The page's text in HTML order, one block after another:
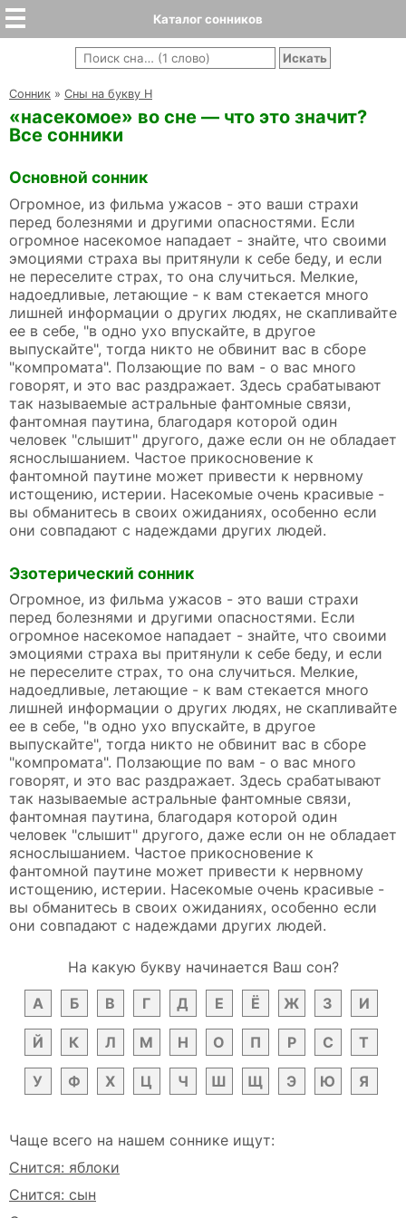
Каталог сонников
Cонник » Сны на букву Н
«насекомое» во сне — что это значит?
Все сонники
Основной сонник
Огромное, из фильма ужасов - это ваши страхи
перед болезнями и другими опасностями. Если
огромное насекомое нападает - знайте, что своими
эмоциями страха вы притянули к себе беду, и если
не переселите страх, то она случиться. Мелкие,
надоедливые, летающие - к вам стекается много
лишней информации о других людях, не скапливайте
ее в себе, "в одно ухо впускайте, в другое
выпускайте", тогда никто не обвинит вас в сборе
"компромата". Ползающие по вам - о вас много
говорят, и это вас раздражает. Здесь срабатывают
так называемые астральные фантомные связи,
фантомная паутина, благодаря которой один
человек "слышит" другого, даже если он не обладает
яснослышанием. Частое прикосновение к
фантомной паутине может привести к нервному
истощению, истерии. Насекомые очень красивые -
вы обманитесь в своих ожиданиях, особенно если
они совпадают с надеждами других людей.
Эзотерический сонник
Огромное, из фильма ужасов - это ваши страхи
перед болезнями и другими опасностями. Если
огромное насекомое нападает - знайте, что своими
эмоциями страха вы притянули к себе беду, и если
не переселите страх, то она случиться. Мелкие,
надоедливые, летающие - к вам стекается много
лишней информации о других людях, не скапливайте
ее в себе, "в одно ухо впускайте, в другое
выпускайте", тогда никто не обвинит вас в сборе
"компромата". Ползающие по вам - о вас много
говорят, и это вас раздражает. Здесь срабатывают
так называемые астральные фантомные связи,
фантомная паутина, благодаря которой один
человек "слышит" другого, даже если он не обладает
яснослышанием. Частое прикосновение к
фантомной паутине может привести к нервному
истощению, истерии. Насекомые очень красивые -
вы обманитесь в своих ожиданиях, особенно если
они совпадают с надеждами других людей.
На какую букву начинается Ваш сон?
А
Б В Г Д Е Ё Ж З И
Й К Л М Н О П Р С Т
У Ф Х Ц Ч Ш Щ Э Ю Я
Чаще всего на нашем соннике ищут:
Снится: яблоки
Снится: сын